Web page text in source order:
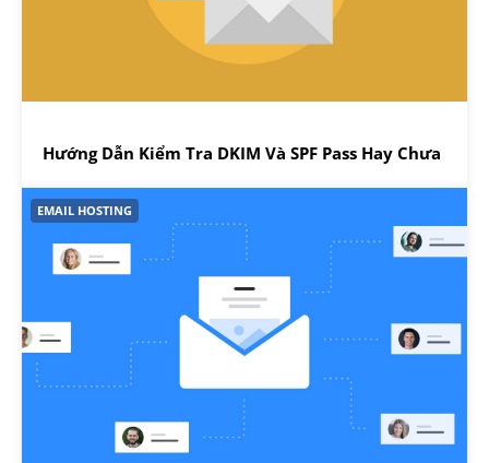
Hướng Dẫn Kiểm Tra DKIM Và SPF Pass Hay Chưa
EMAIL HOSTING